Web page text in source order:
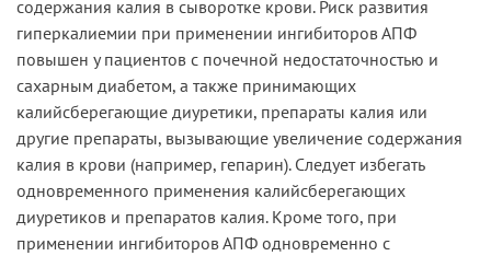
содержания калия в сыворотке крови. Риск развития
гиперкалиемии при применении ингибиторов АПФ
повышен у пациентов с почечной недостаточностью и
сахарным диабетом, а также принимающих
калийсберегающие диуретики, препараты калия или
другие препараты, вызывающие увеличение содержания
калия в крови (например, гепарин). Следует избегать
одновременного применения калийсберегающих
диуретиков и препаратов калия. Кроме того, при
применении ингибиторов АПФ одновременно с